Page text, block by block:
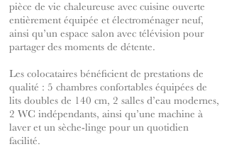
pièce de vie chaleureuse avec cuisine ouverte
entièrement équipée et électroménager neuf,
ainsi qu’un espace salon avec télévision pour
partager des moments de détente.
Les colocataires bénéficient de prestations de
qualité : 5 chambres confortables équipées de
lits doubles de 140 cm, 2 salles d’eau modernes,
2 WC indépendants, ainsi qu’une machine à
laver et un sèche-linge pour un quotidien
facilité.